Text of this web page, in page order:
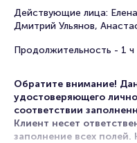
Действующие лица:
Дмитрий Ульянов,
Продолжительность - 1
Обратите внимание!
удостоверяющего
соответствии
Клиент несет
заполнение всех полей.